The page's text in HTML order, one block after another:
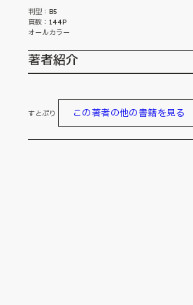
判型：B5
頁数：144P
オールカラー
著者紹介
すとぷり この著者の他の書籍を見る